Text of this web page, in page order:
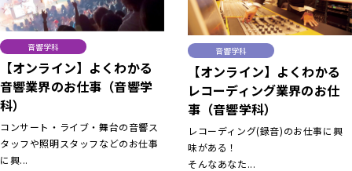
音響学科
【オンライン】よくわかる
音響業界のお仕事（音響学
科）
コンサート・ライブ・舞台の音響ス
タッフや照明スタッフなどのお仕事
に興...
音響学科
【オンライン】よくわかる
レコーディング業界のお仕
事（音響学科）
レコーディング(録音)のお仕事に興
味がある！
そんなあなた...